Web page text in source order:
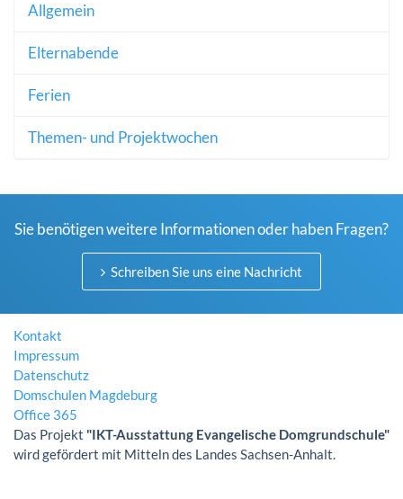
Allgemein
Elternabende
Ferien
Themen- und Projektwochen
Sie benötigen weitere Informationen oder haben Fragen?
Schreiben Sie uns eine Nachricht
Kontakt
Impressum
Datenschutz
Domschulen Magdeburg
Office 365
Das Projekt "IKT-Ausstattung Evangelische Domgrundschule"
wird gefördert mit Mitteln des Landes Sachsen-Anhalt.